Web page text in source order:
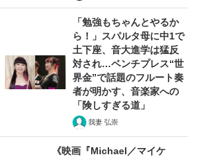
「勉強もちゃんとやるか
ら！」スパルタ母に中1で
土下座、音大進学は猛反
対され…ベンチプレス“世
界金”で話題のフルート奏
者が明かす、音楽家への
「険しすぎる道」
我妻 弘崇
《映画『Michael／マイケ